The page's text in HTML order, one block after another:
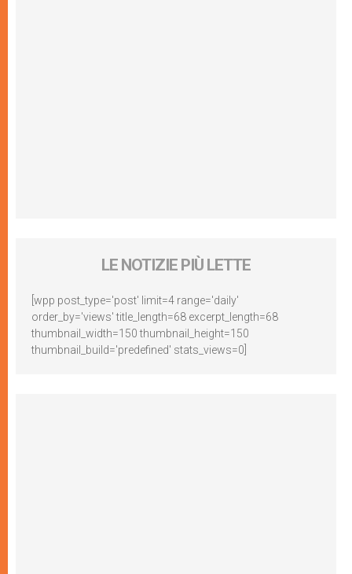
LE NOTIZIE PIÙ LETTE
[wpp post_type='post' limit=4 range='daily'
order_by='views' title_length=68 excerpt_length=68
thumbnail_width=150 thumbnail_height=150
thumbnail_build='predefined' stats_views=0]